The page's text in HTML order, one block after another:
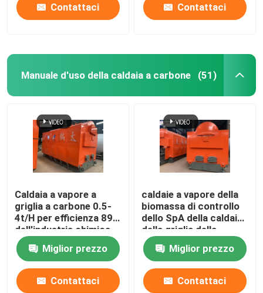
Contattaci Contattaci
Manuale d'uso della caldaia a carbone (51)
Caldaia a vapore a
griglia a carbone 0.5-
4t/H per efficienza 89%
dell'industria chimica
Miglior prezzo
Contattaci
caldaie a vapore della
biomassa di controllo
dello SpA della caldaia
della griglia della
biomassa di capacità
0.5-10t/HMiglior prezzo
Contattaci